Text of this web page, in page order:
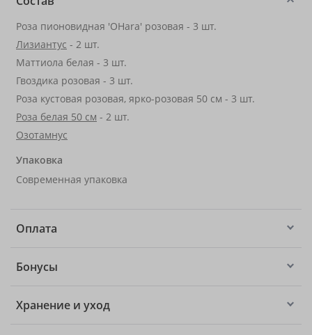
Роза пионовидная 'OHara' розовая - 3 шт.
Лизиантус - 2 шт.
Маттиола белая - 3 шт.
Гвоздика розовая - 3 шт.
Роза кустовая розовая, ярко-розовая 50 см - 3 шт.
Роза белая 50 см - 2 шт.
Озотамнус
Упаковка
Современная упаковка
Оплата
Бонусы
Хранение и уход